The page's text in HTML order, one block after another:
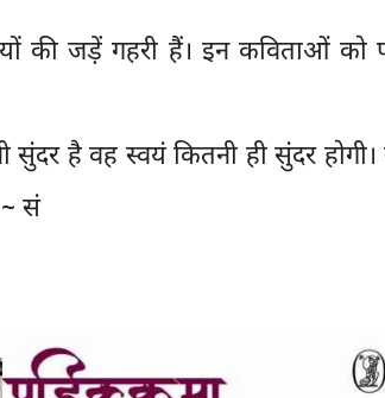
की जड़ें गहरी हैं। इन कविताओं को
सुंदर है वह स्वयं कितनी ही सुंदर
~ सं